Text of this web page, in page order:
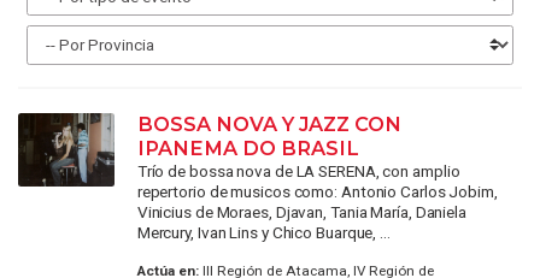
BOSSA NOVA Y JAZZ CON
IPANEMA DO BRASIL
Trío de bossa nova de LA SERENA, con amplio
repertorio de musicos como: Antonio Carlos Jobim,
Vinicius de Moraes, Djavan, Tania María, Daniela
Mercury, Ivan Lins y Chico Buarque, ...
Actúa en:III Región de Atacama, IV Región de